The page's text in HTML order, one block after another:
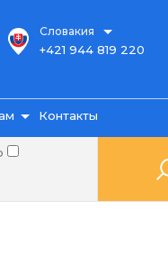
Словакия
+421 944 819 220
Контакты